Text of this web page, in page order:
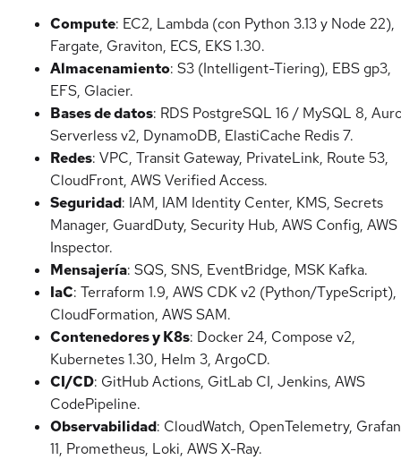
Compute: EC2, Lambda (con Python 3.13 y Node 22),
Fargate, Graviton, ECS, EKS 1.30.
Almacenamiento: S3 (Intelligent-Tiering), EBS gp3,
EFS, Glacier.
Bases de datos: RDS PostgreSQL 16 / MySQL 8,
Serverless v2, DynamoDB, ElastiCache Redis 7.
Redes: VPC, Transit Gateway, PrivateLink, Route 53,
CloudFront, AWS Verified Access.
Seguridad: IAM, IAM Identity Center, KMS, Secrets
Manager, GuardDuty, Security Hub, AWS Config, AWS
Inspector.
Mensajería: SQS, SNS, EventBridge, MSK Kafka.
IaC: Terraform 1.9, AWS CDK v2 (Python/TypeScript),
CloudFormation, AWS SAM.
Contenedores y K8s: Docker 24, Compose v2,
Kubernetes 1.30, Helm 3, ArgoCD.
CI/CD: GitHub Actions, GitLab CI, Jenkins, AWS
CodePipeline.
Observabilidad: CloudWatch, OpenTelemetry,
11, Prometheus, Loki, AWS X-Ray.